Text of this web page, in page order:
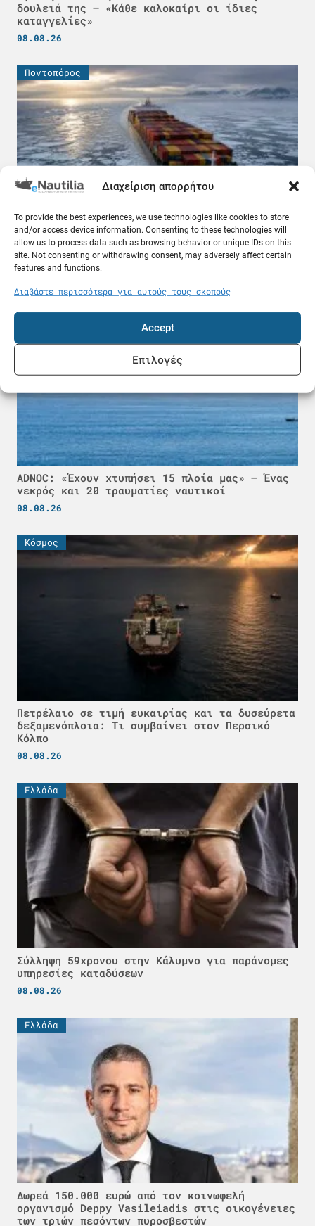
Διαχείριση απορρήτου
To provide the best experiences, we use technologies like cookies to store
and/or access device information. Consenting to these technologies will
allow us to process data such as browsing behavior or unique IDs on this
site. Not consenting or withdrawing consent, may adversely affect certain
features and functions.
Διαβάστε περισσότερα για αυτούς τους σκοπούς
Accept
Επιλογές
δουλειά της – «Κάθε καλοκαίρι οι ίδιες
καταγγελίες»
08.08.26
Ποντοπόρος
Επτά κινεζικά πλοία θα φτάσουν στην Ευρώπη
διασχίζοντας την Αρκτική
08.08.26
ADNOC: «Έχουν χτυπήσει 15 πλοία μας» – Ένας
νεκρός και 20 τραυματίες ναυτικοί
08.08.26
Κόσμος
Πετρέλαιο σε τιμή ευκαιρίας και τα δυσεύρετα
δεξαμενόπλοια: Τι συμβαίνει στον Περσικό
Κόλπο
08.08.26
Ελλάδα
Σύλληψη 59χρονου στην Κάλυμνο για παράνομες
υπηρεσίες καταδύσεων
08.08.26
Ελλάδα
Δωρεά 150.000 ευρώ από τον κοινωφελή
οργανισμό Deppy Vasileiadis στις οικογένειες
των τριών πεσόντων πυροσβεστών